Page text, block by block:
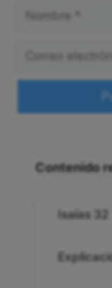
Contenido
Isaías 32